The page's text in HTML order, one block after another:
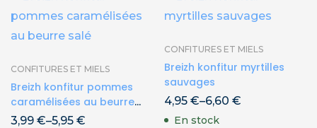
CONFITURES ET MIELS
Breizh konfitur pommes
caramélisées au beurre
salé
3,99 €–5,95 €
CONFITURES ET MIELS
Breizh konfitur myrtilles
sauvages
4,95 €–6,60 €
En stock